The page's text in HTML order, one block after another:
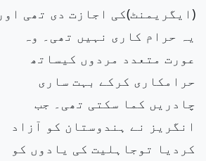
(ایگریمنٹ)کی اجازت دی تھی اور
یہ حرام کاری نہیں تھی۔ وہ
عورت متعدد مردوں کیساتھ
حرامکاری کرکے بہت ساری
چادریں کما سکتی تھی۔ جب
انگریز نے ہندوستان کو آزاد
کردیا توجاہلیت کی یادوں کو